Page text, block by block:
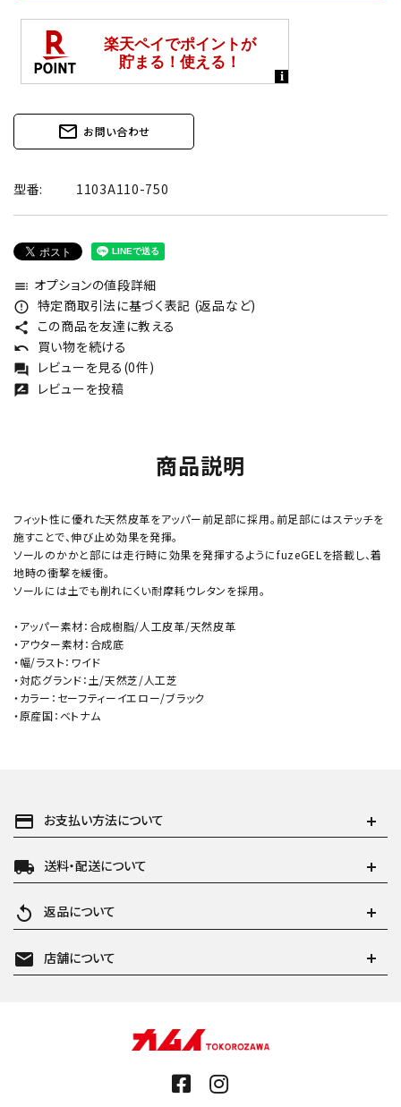
mail_outline お問い合わせ
型番: 1103A110-750
toc オプションの値段詳細
error_outline 特定商取引法に基づく表記 (返品など)
share この商品を友達に教える
undo 買い物を続ける
forum レビューを見る(0件)
rate_review レビューを投稿
商品説明
フィット性に優れた天然皮革をアッパー前足部に採用。前足部にはステッチを
施すことで、伸び止め効果を発揮。
ソールのかかと部には走行時に効果を発揮するようにfuzeGELを搭載し、着
地時の衝撃を緩衝。
ソールには土でも削れにくい耐摩耗ウレタンを採用。
・アッパー素材：合成樹脂/人工皮革/天然皮革
・アウター素材：合成底
・幅/ラスト：ワイド
・対応グランド：土/天然芝/人工芝
・カラー：セーフティーイエロー/ブラック
・原産国：ベトナム
payment お支払い方法について
local_shipping 送料・配送について
replay 返品について
mail 店舗について